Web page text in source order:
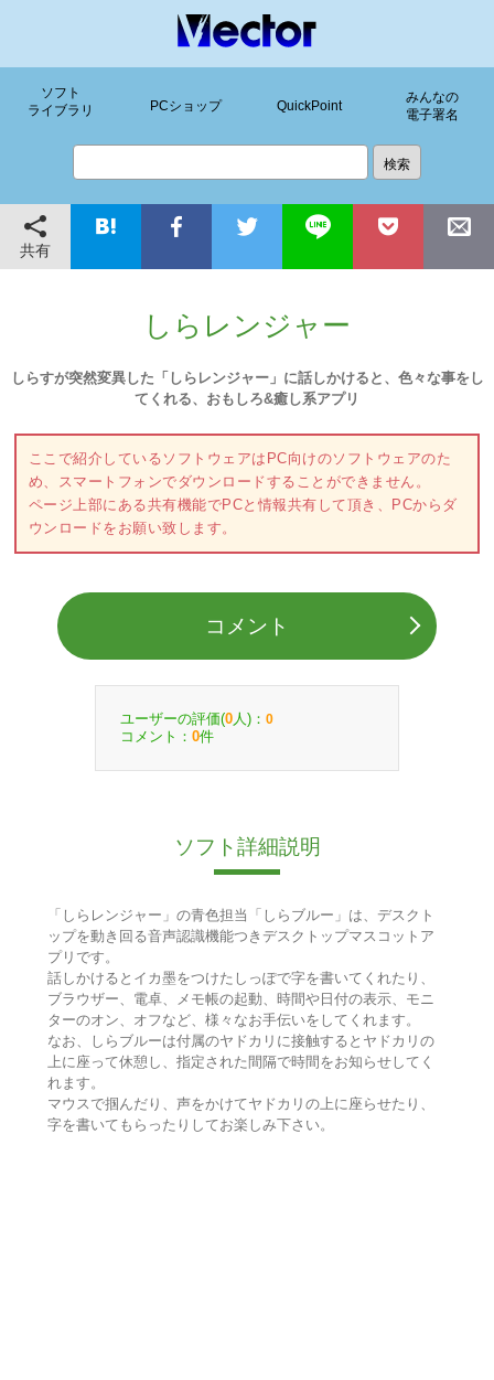
ソフト
ライブラリ
PCショップ QuickPoint
みんなの
電子署名
共有
しらレンジャー
しらすが突然変異した「しらレンジャー」に話しかけると、色々な事をし
てくれる、おもしろ&癒し系アプリ
ここで紹介しているソフトウェアはPC向けのソフトウェアのた
め、スマートフォンでダウンロードすることができません。
ページ上部にある共有機能でPCと情報共有して頂き、PCからダ
ウンロードをお願い致します。
コメント
ユーザーの評価(0 人)： 0
コメント： 0件
ソフト詳細説明
「しらレンジャー」の青色担当「しらブルー」は、デスクト
ップを動き回る音声認識機能つきデスクトップマスコットア
プリです。
話しかけるとイカ墨をつけたしっぽで字を書いてくれたり、
ブラウザー、電卓、メモ帳の起動、時間や日付の表示、モニ
ターのオン、オフなど、様々なお手伝いをしてくれます。
なお、しらブルーは付属のヤドカリに接触するとヤドカリの
上に座って休憩し、指定された間隔で時間をお知らせしてく
れます。
マウスで掴んだり、声をかけてヤドカリの上に座らせたり、
字を書いてもらったりしてお楽しみ下さい。